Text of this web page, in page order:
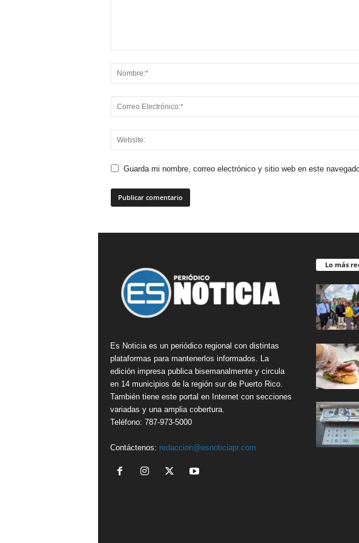
Guarda mi nombre, correo electrónico y sitio web en este
Es Noticia es un periódico regional con distintas
plataformas para mantenerlos informados. La
edición impresa publica bisemanalmente y circula
en 14 municipios de la región sur de Puerto Rico.
También tiene este portal en Internet con secciones
variadas y una amplia cobertura.
Teléfono: 787-973-5000
Contáctenos: redaccion@esnoticiapr.com
Lo más